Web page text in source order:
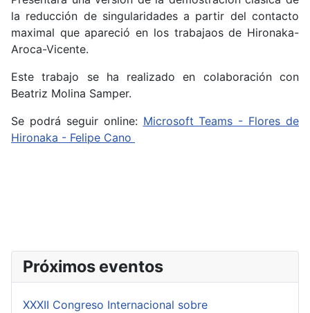
la reducción de singularidades a partir del contacto
maximal que apareció en los trabajaos de Hironaka-
Aroca-Vicente.
Este trabajo se ha realizado en colaboración con
Beatriz Molina Samper.
Se podrá seguir online: Microsoft Teams - Flores de
Hironaka - Felipe Cano
Próximos eventos
XXXII Congreso Internacional sobre